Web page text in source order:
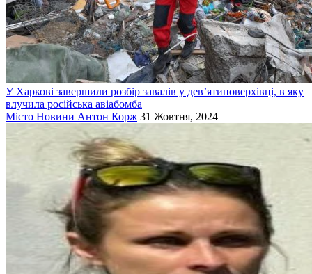
У Харкові завершили розбір завалів у дев’ятиповерхівці, в яку
влучила російська авіабомба
Місто Новини Антон Корж 31 Жовтня, 2024